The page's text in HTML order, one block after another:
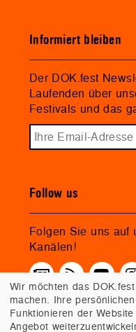
Informiert bleiben
Der DOK.fest
Laufenden über
Festivals und das
Follow us
Folgen Sie uns auf
Kanälen!
Wir möchten das
machen. Ihre
Funktionieren der
Angebot